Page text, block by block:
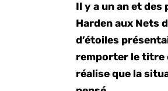
Il y a un an et
Harden aux Nets
d’étoiles
remporter le titre
réalise que la